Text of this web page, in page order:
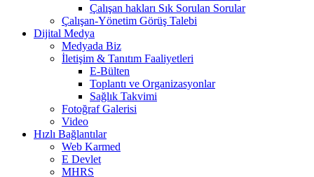
Çalışan hakları Sık Sorulan Sorular
Çalışan-Yönetim Görüş Talebi
Dijital Medya
Medyada Biz
İletişim & Tanıtım Faaliyetleri
E-Bülten
Toplantı ve Organizasyonlar
Sağlık Takvimi
Fotoğraf Galerisi
Video
Hızlı Bağlantılar
Web Karmed
E Devlet
MHRS